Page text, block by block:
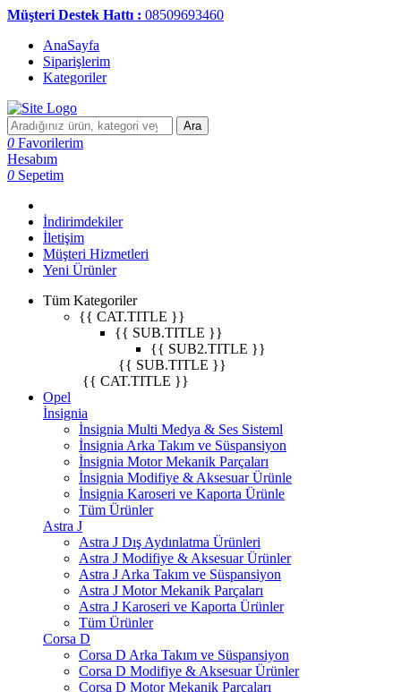
Müşteri Destek Hattı : 08509693460
AnaSayfa
Siparişlerim
Kategoriler
Ara
0 Favorilerim
Hesabım
0 Sepetim
İndirimdekiler
İletişim
Müşteri Hizmetleri
Yeni Ürünler
Tüm Kategoriler
{{ CAT.TITLE }}
{{ SUB.TITLE }}
{{ SUB2.TITLE }}
{{ SUB.TITLE }}
{{ CAT.TITLE }}
Opel
İnsignia
İnsignia Multi Medya & Ses Sisteml
İnsignia Arka Takım ve Süspansiyon
İnsignia Motor Mekanik Parçaları
İnsignia Modifiye & Aksesuar Ürünle
İnsignia Karoseri ve Kaporta Ürünle
Tüm Ürünler
Astra J
Astra J Dış Aydınlatma Ürünleri
Astra J Modifiye & Aksesuar Ürünler
Astra J Arka Takım ve Süspansiyon
Astra J Motor Mekanik Parçaları
Astra J Karoseri ve Kaporta Ürünler
Tüm Ürünler
Corsa D
Corsa D Arka Takım ve Süspansiyon
Corsa D Modifiye & Aksesuar Ürünler
Corsa D Motor Mekanik Parçaları